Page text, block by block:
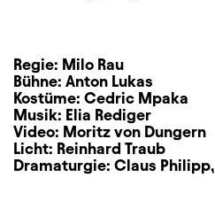
Regie: Milo Rau
Bühne: Anton Lukas
Kostüme: Cedric Mpaka
Musik: Elia Rediger
Video: Moritz von Dungern
Licht: Reinhard Traub
Dramaturgie: Claus Philipp,